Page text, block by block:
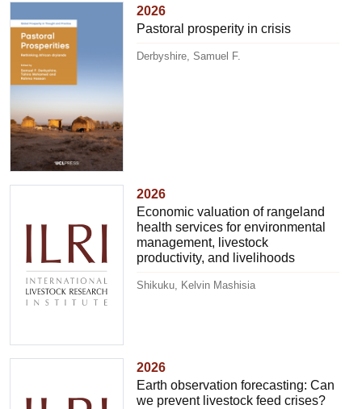
2026
Pastoral prosperity in crisis
Derbyshire, Samuel F.
2026
Economic valuation of rangeland
health services for environmental
management, livestock
productivity, and livelihoods
Shikuku, Kelvin Mashisia
2026
Earth observation forecasting: Can
we prevent livestock feed crises?